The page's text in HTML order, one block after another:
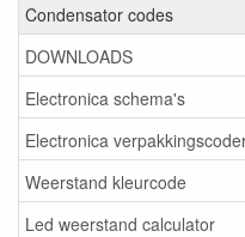
Condensator codes
DOWNLOADS
Electronica schema's
Electronica
Weerstand kleurcode
Led weerstand calculator